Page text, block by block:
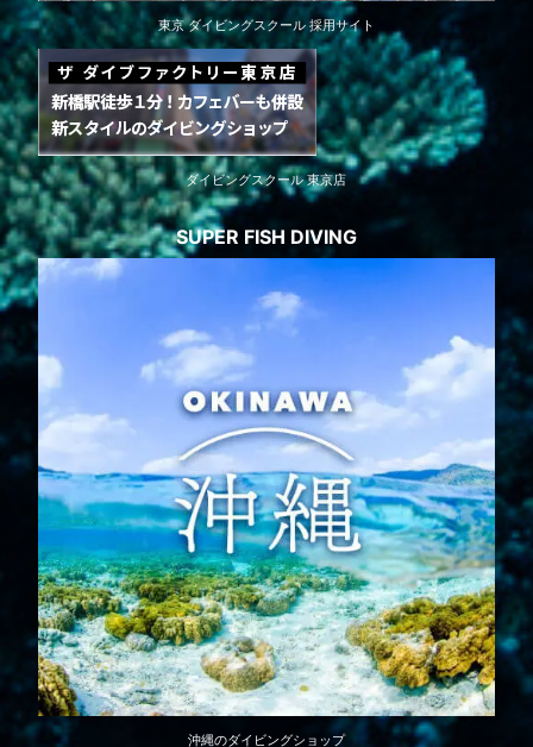
東京 ダイビングスクール 採用サイト
ダイビングスクール 東京店
SUPER FISH DIVING
沖縄のダイビングショップ